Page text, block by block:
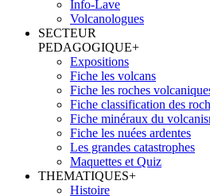
Info-Lave
Volcanologues
SECTEUR
PEDAGOGIQUE+
Expositions
Fiche les volcans
Fiche les roches
Fiche classification des
Fiche minéraux du
Fiche les nuées ardentes
Les grandes catastrophes
Maquettes et Quiz
THEMATIQUES+
Histoire